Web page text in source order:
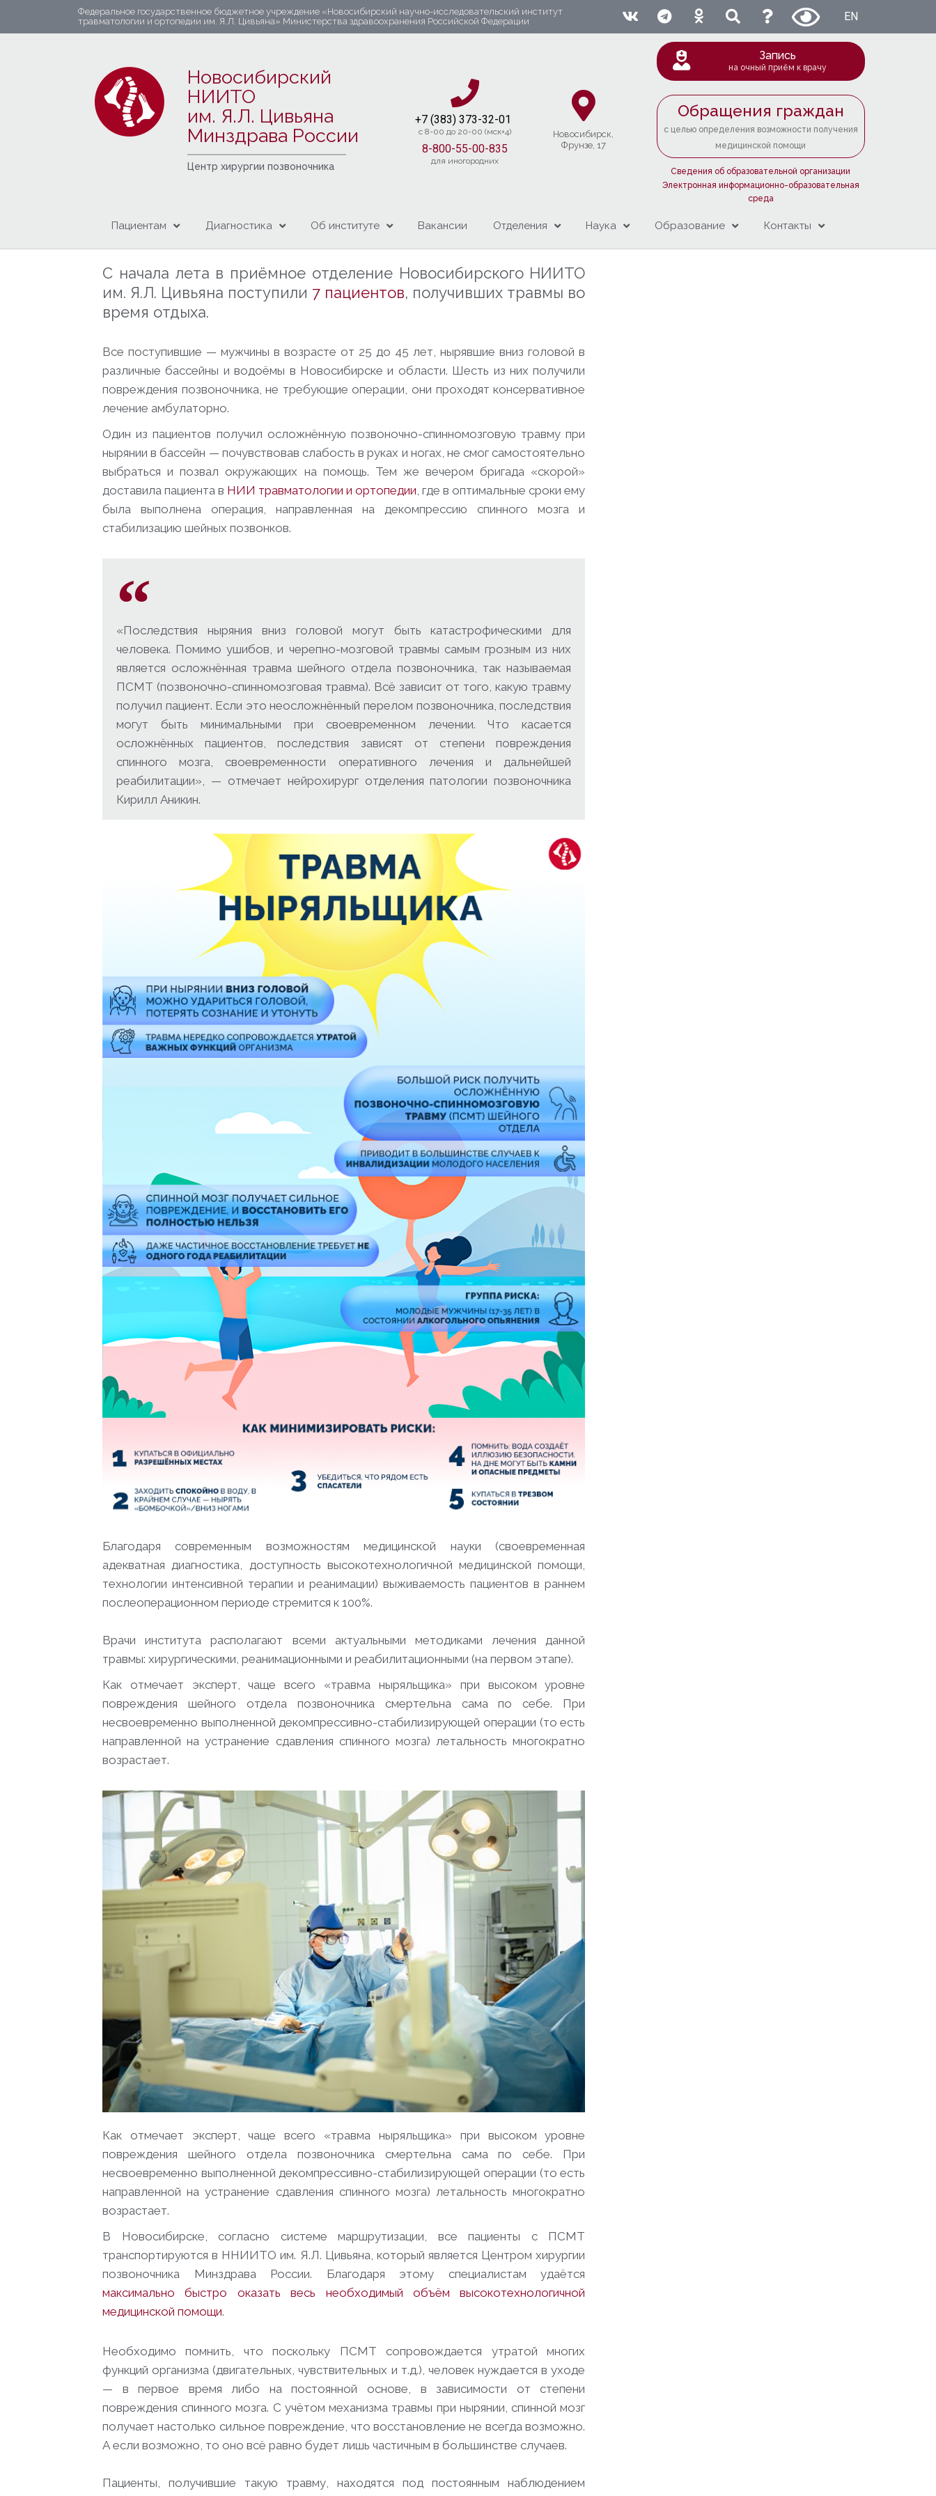
Федеральное государственное бюджетное учреждение «Новосибирский научно-исследовательский институт
травматологии и ортопедии им. Я.Л. Цивьяна» Министерства здравоохранения Российской Федерации
EN
Новосибирский
НИИТО
им. Я.Л. Цивьяна
Минздрава России
Центр хирургии позвоночника
+7 (383) 373-32-01​
c 8-00 до 20-00 (мск+4)
8-800-55-00-835
для иногородних
Новосибирcк,
Фрунзе, 17
Запись
на очный приём к врачу
Обращения граждан
с целью определения возможности получения
медицинской помощи
Сведения об образовательной организации
Электронная информационно-образовательная
среда
Пациентам Диагностика Об институте Вакансии Отделения Наука Образование Контакты
С начала лета в приёмное отделение Новосибирского НИИТО
им. Я.Л. Цивьяна поступили 7 пациентов, получивших травмы во
время отдыха.
Все поступившие — мужчины в возрасте от 25 до 45 лет, нырявшие вниз головой в
различные бассейны и водоёмы в Новосибирске и области. Шесть из них получили
повреждения позвоночника, не требующие операции, они проходят консервативное
лечение амбулаторно.
Один из пациентов получил осложнённую позвоночно-спинномозговую травму при
нырянии в бассейн — почувствовав слабость в руках и ногах, не смог самостоятельно
выбраться и позвал окружающих на помощь. Тем же вечером бригада «скорой»
доставила пациента в НИИ травматологии и ортопедии, где в оптимальные сроки ему
была выполнена операция, направленная на декомпрессию спинного мозга и
стабилизацию шейных позвонков.
«Последствия ныряния вниз головой могут быть катастрофическими для
человека. Помимо ушибов, и черепно-мозговой травмы самым грозным из них
является осложнённая травма шейного отдела позвоночника, так называемая
ПСМТ (позвоночно-спинномозговая травма). Всё зависит от того, какую травму
получил пациент. Если это неосложнённый перелом позвоночника, последствия
могут быть минимальными при своевременном лечении. Что касается
осложнённых пациентов, последствия зависят от степени повреждения
спинного мозга, своевременности оперативного лечения и дальнейшей
реабилитации», — отмечает нейрохирург отделения патологии позвоночника
Кирилл Аникин.
Благодаря современным возможностям медицинской науки (своевременная
адекватная диагностика, доступность высокотехнологичной медицинской помощи,
технологии интенсивной терапии и реанимации) выживаемость пациентов в раннем
послеоперационном периоде стремится к 100%.
Врачи института располагают всеми актуальными методиками лечения данной
травмы: хирургическими, реанимационными и реабилитационными (на первом этапе).
Как отмечает эксперт, чаще всего «травма ныряльщика» при высоком уровне
повреждения шейного отдела позвоночника смертельна сама по себе. При
несвоевременно выполненной декомпрессивно-стабилизирующей операции (то есть
направленной на устранение сдавления спинного мозга) летальность многократно
возрастает.
Как отмечает эксперт, чаще всего «травма ныряльщика» при высоком уровне
повреждения шейного отдела позвоночника смертельна сама по себе. При
несвоевременно выполненной декомпрессивно-стабилизирующей операции (то есть
направленной на устранение сдавления спинного мозга) летальность многократно
возрастает.
В Новосибирске, согласно системе маршрутизации, все пациенты с ПСМТ
транспортируются в ННИИТО им. Я.Л. Цивьяна, который является Центром хирургии
позвоночника Минздрава России. Благодаря этому специалистам удаётся
максимально быстро оказать весь необходимый объём высокотехнологичной
медицинской помощи.
Необходимо помнить, что поскольку ПСМТ сопровождается утратой многих
функций организма (двигательных, чувствительных и т.д.), человек нуждается в уходе
— в первое время либо на постоянной основе, в зависимости от степени
повреждения спинного мозга. С учётом механизма травмы при нырянии, спинной мозг
получает настолько сильное повреждение, что восстановление не всегда возможно.
А если возможно, то оно всё равно будет лишь частичным в большинстве случаев.
Пациенты, получившие такую травму, находятся под постоянным наблюдением